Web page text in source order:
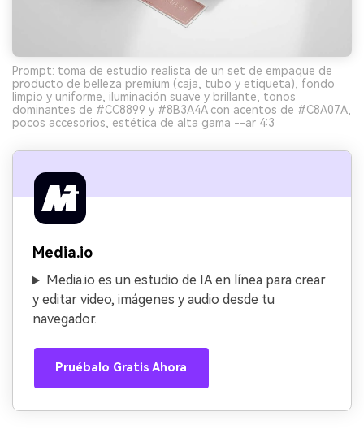
Prompt: toma de estudio realista de un set de empaque de
producto de belleza premium (caja, tubo y etiqueta), fondo
limpio y uniforme, iluminación suave y brillante, tonos
dominantes de #CC8899 y #8B3A4A con acentos de #C8A07A,
pocos accesorios, estética de alta gama --ar 4:3
Media.io
Media.io es un estudio de IA en línea para crear
y editar video, imágenes y audio desde tu
navegador.
Pruébalo Gratis Ahora